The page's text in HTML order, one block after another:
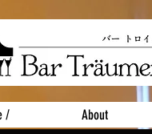
/ About